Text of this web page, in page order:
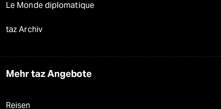
Le Monde diplomatique
taz Archiv
Mehr taz Angebote
Reisen